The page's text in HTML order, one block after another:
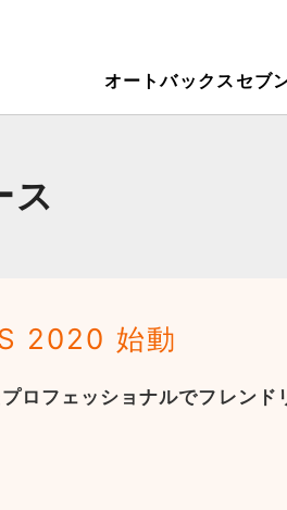
ス
2020 始動
ロフェッショナルでフレンド
オートバックスセブ